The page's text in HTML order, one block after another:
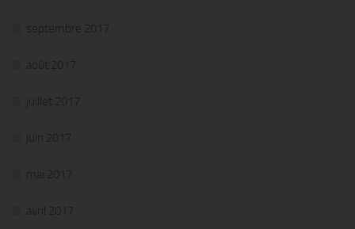
septembre 2017
août 2017
juillet 2017
juin 2017
mai 2017
avril 2017